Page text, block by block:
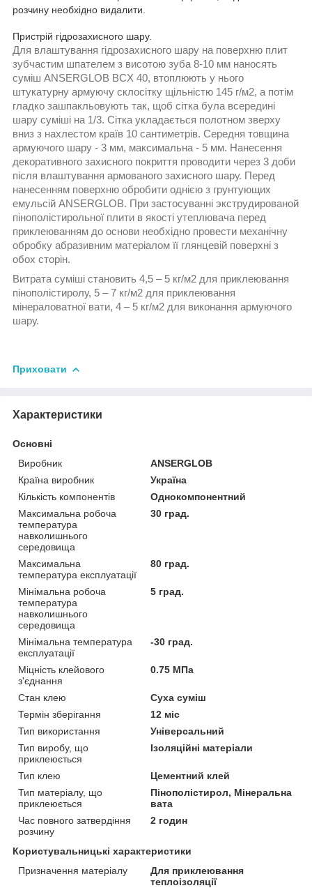
розчину необхідно видалити.
Пристрій гідрозахисного шару.
Для влаштування гідрозахисного шару на поверхню плит
зубчастим шпателем з висотою зуба 8-10 мм наносять
суміш ANSERGLOB BCX 40, втоплюють у нього
штукатурну армуючу склосітку щільністю 145 г/м2, а потім
гладко зашпакльовують так, щоб сітка була всередині
шару суміші на 1/3. Сітка укладається полотном зверху
вниз з нахлестом країв 10 сантиметрів. Середня товщина
армуючого шару - 3 мм, максимальна - 5 мм. Нанесення
декоративного захисного покриття проводити через 3 доби
після влаштування армованого захисного шару. Перед
нанесенням поверхню обробити однією з грунтующих
емульсій ANSERGLOB. При застосуванні экструдированой
пінополістирольної плити в якості утеплювача перед
приклеюванням до основи необхідно провести механічну
обробку абразивним матеріалом її глянцевій поверхні з
обох сторін.
Витрата суміші становить 4,5 – 5 кг/м2 для приклеювання
пінополістиролу, 5 – 7 кг/м2 для приклеювання
мінераловатної вати, 4 – 5 кг/м2 для виконання армуючого
шару.
Приховати
Характеристики
Основні
Виробник
ANSERGLOB
Країна виробник
Україна
Кількість компонентів
Однокомпонентний
Максимальна робоча
температура
навколишнього
середовища
30 град.
Максимальна
температура експлуатації
80 град.
Мінімальна робоча
температура
навколишнього
середовища
5 град.
Мінімальна температура
експлуатації
-30 град.
Міцність клейового
з'єднання
0.75 МПа
Стан клею
Суха суміш
Термін зберігання
12 міс
Тип використання
Універсальний
Тип виробу, що
приклеюється
Ізоляційні матеріали
Тип клею
Цементний клей
Тип матеріалу, що
приклеюється
Пінополістирол, Мінеральна
вата
Час повного затвердіння
розчину
2 годин
Користувальницькі характеристики
Призначення матеріалу
Для приклеювання
теплоізоляції